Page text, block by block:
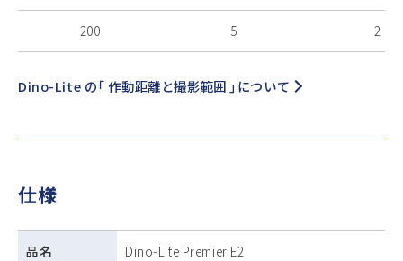
200 5 2
Dino-Lite の「 作動距離と撮影範囲 」について
仕様
品名 Dino-Lite Premier E2